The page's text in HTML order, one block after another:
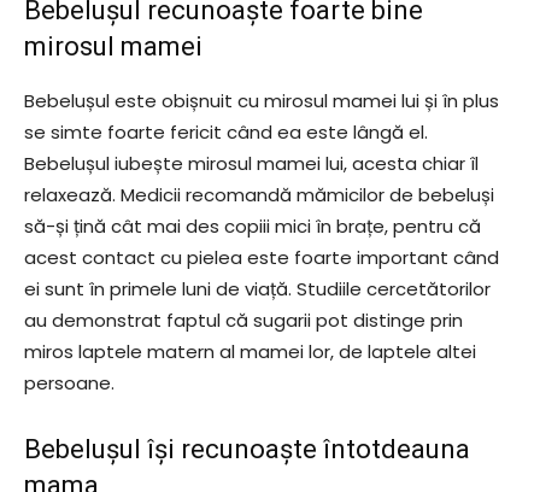
Bebelușul recunoaște foarte bine
mirosul mamei
Bebelușul este obișnuit cu mirosul mamei lui și în plus
se simte foarte fericit când ea este lângă el.
Bebelușul iubește mirosul mamei lui, acesta chiar îl
relaxează. Medicii recomandă mămicilor de bebeluși
să-și țină cât mai des copiii mici în brațe, pentru că
acest contact cu pielea este foarte important când
ei sunt în primele luni de viață. Studiile cercetătorilor
au demonstrat faptul că sugarii pot distinge prin
miros laptele matern al mamei lor, de laptele altei
persoane.
Bebelușul își recunoaște întotdeauna
mama